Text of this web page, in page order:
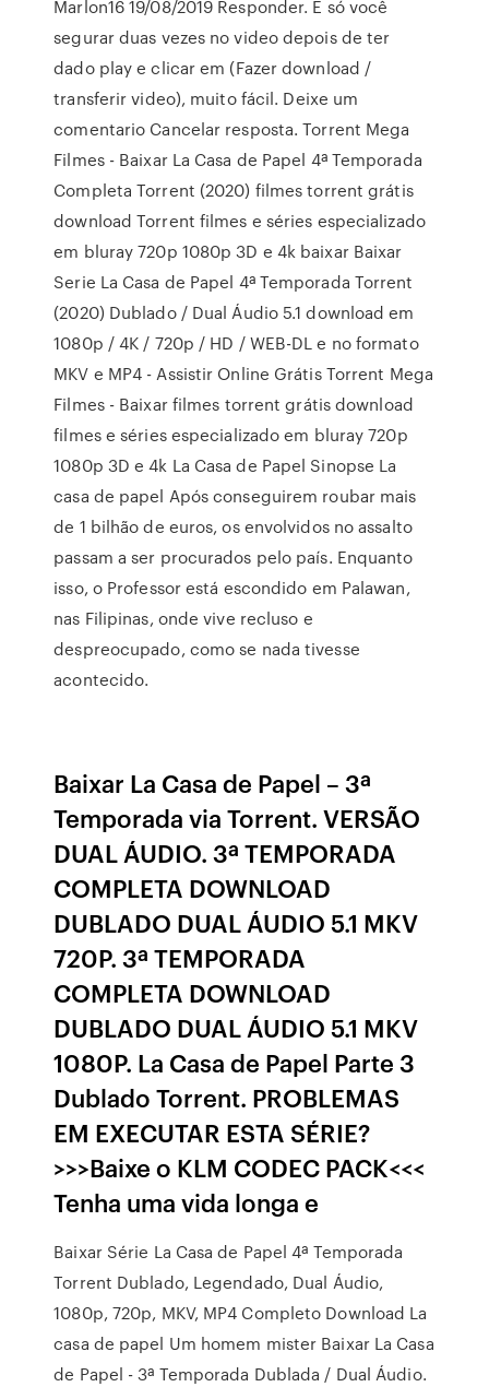
Marlon16 19/08/2019 Responder. É só você
segurar duas vezes no video depois de ter
dado play e clicar em (Fazer download /
transferir video), muito fácil. Deixe um
comentario Cancelar resposta. Torrent Mega
Filmes - Baixar La Casa de Papel 4ª Temporada
Completa Torrent (2020) filmes torrent grátis
download Torrent filmes e séries especializado
em bluray 720p 1080p 3D e 4k baixar Baixar
Serie La Casa de Papel 4ª Temporada Torrent
(2020) Dublado / Dual Áudio 5.1 download em
1080p / 4K / 720p / HD / WEB-DL e no formato
MKV e MP4 - Assistir Online Grátis Torrent Mega
Filmes - Baixar filmes torrent grátis download
filmes e séries especializado em bluray 720p
1080p 3D e 4k La Casa de Papel Sinopse La
casa de papel Após conseguirem roubar mais
de 1 bilhão de euros, os envolvidos no assalto
passam a ser procurados pelo país. Enquanto
isso, o Professor está escondido em Palawan,
nas Filipinas, onde vive recluso e
despreocupado, como se nada tivesse
acontecido.
Baixar La Casa de Papel – 3ª
Temporada via Torrent. VERSÃO
DUAL ÁUDIO. 3ª TEMPORADA
COMPLETA DOWNLOAD
DUBLADO DUAL ÁUDIO 5.1 MKV
720P. 3ª TEMPORADA
COMPLETA DOWNLOAD
DUBLADO DUAL ÁUDIO 5.1 MKV
1080P. La Casa de Papel Parte 3
Dublado Torrent. PROBLEMAS
EM EXECUTAR ESTA SÉRIE?
>>>Baixe o KLM CODEC PACK<<<
Tenha uma vida longa e
Baixar Série La Casa de Papel 4ª Temporada
Torrent Dublado, Legendado, Dual Áudio,
1080p, 720p, MKV, MP4 Completo Download La
casa de papel Um homem mister Baixar La Casa
de Papel - 3ª Temporada Dublada / Dual Áudio.